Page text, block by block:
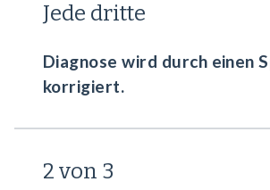
Jede dritte
Diagnose wird durch einen
korrigiert.
2 von 3